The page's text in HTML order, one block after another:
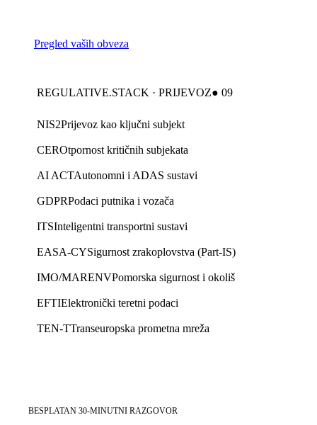
Pregled vaših obveza
REGULATIVE.STACK · PRIJEVOZ● 09
NIS2Prijevoz kao ključni subjekt
CEROtpornost kritičnih subjekata
AI ACTAutonomni i ADAS sustavi
GDPRPodaci putnika i vozača
ITSInteligentni transportni sustavi
EASA-CYSigurnost zrakoplovstva (Part-IS)
IMO/MARENVPomorska sigurnost i okoliš
EFTIElektronički teretni podaci
TEN-TTranseuropska prometna mreža
BESPLATAN 30-MINUTNI RAZGOVOR